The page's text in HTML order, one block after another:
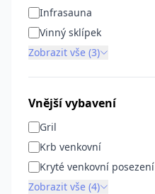
Infrasauna
Vinný sklípek
Zobrazit vše (3)
Vnější vybavení
Gril
Krb venkovní
Kryté venkovní posezení
Zobrazit vše (4)